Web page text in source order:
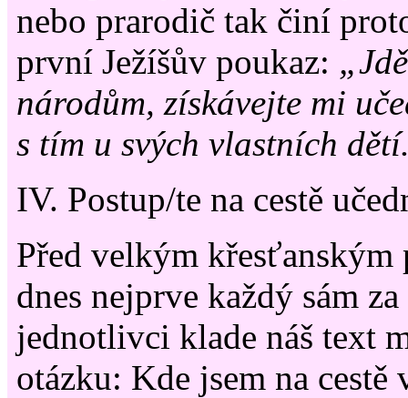
nebo prarodič tak činí
první Ježíšův poukaz:
národům, získávejte mi
s tím u svých vlastních
IV. Postup/te na cestě
Před velkým křesťanským
dnes nejprve každý sám za
jednotlivci klade náš text
otázku: Kde jsem na